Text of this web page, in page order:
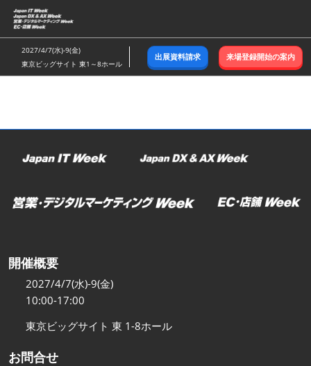
ス
キ
ッ
し
む
2027/4/7(水)-9(金)
東京ビッグサイト 東1～8ホール
出展資料請求 来場登録開始の案内
開催概要
2027/4/7(水)-9(金)
10:00-17:00
東京ビッグサイト 東 1-8ホール
お問合せ